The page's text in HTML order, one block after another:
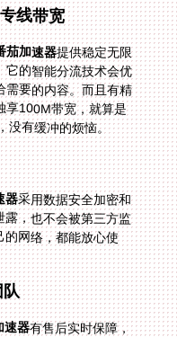
线带宽
茄加速器提供稳定无限
流量，不用担心看一半突然断流。它的智能分流技术会优
先保障直播数据传输，把带宽留给需要的内容。而且有精
选的回国影音、游戏加速专线，独享100M带宽，就算是
没有缓冲的烦恼。
器采用数据安全加密和
专线传输，你的网络数据不会被泄露，也不会被第三方监
控。不管你是在公共WiFi还是自己的网络，都能放心使
队
速器有售后实时保障，
专业的技术团队随时在线。比如你在俄罗斯看CCTV5世
界杯直播无法播放，联系客服后，他们会快速帮你排查问
题，调整线路，让你尽快恢复观看。不会让你错过关键的